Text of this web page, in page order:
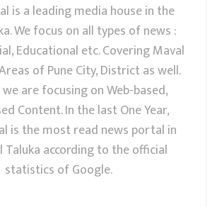
is a leading media house in the
We focus on all types of news :
Educational etc. Covering Maval
of Pune City, District as well.
are focusing on Web-based,
Content. In the last One Year,
is the most read news portal in
Taluka according to the official
statistics of Google.